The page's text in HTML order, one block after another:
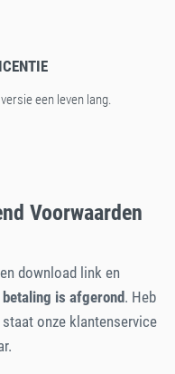
een leven lang.
Voorwaarden
download link en
is afgerond. Heb
onze klantenservice